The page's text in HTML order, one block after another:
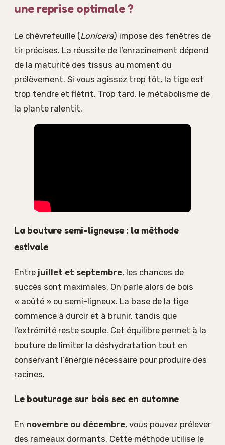
une reprise optimale ?
Le chèvrefeuille (Lonicera) impose des fenêtres de
tir précises. La réussite de l’enracinement dépend
de la maturité des tissus au moment du
prélèvement. Si vous agissez trop tôt, la tige est
trop tendre et flétrit. Trop tard, le métabolisme de
la plante ralentit.
La bouture semi-ligneuse : la méthode
estivale
Entre juillet et septembre, les chances de
succès sont maximales. On parle alors de bois
« aoûté » ou semi-ligneux. La base de la tige
commence à durcir et à brunir, tandis que
l’extrémité reste souple. Cet équilibre permet à la
bouture de limiter la déshydratation tout en
conservant l’énergie nécessaire pour produire des
racines.
Le bouturage sur bois sec en automne
En novembre ou décembre, vous pouvez prélever
des rameaux dormants. Cette méthode utilise le